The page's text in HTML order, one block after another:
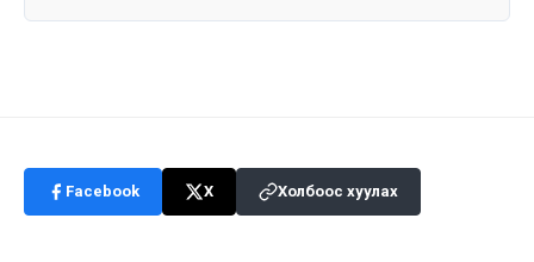
Facebook X Холбоос хуулах